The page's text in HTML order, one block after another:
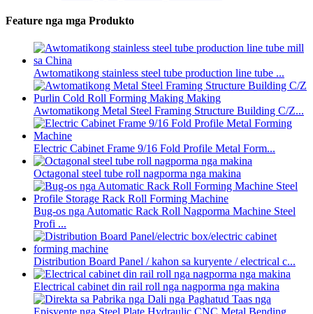
Feature nga mga Produkto
Awtomatikong stainless steel tube production line tube ...
Awtomatikong Metal Steel Framing Structure Building C/Z...
Electric Cabinet Frame 9/16 Fold Profile Metal Form...
Octagonal steel tube roll nagporma nga makina
Bug-os nga Automatic Rack Roll Nagporma Machine Steel
Profi ...
Distribution Board Panel / kahon sa kuryente / electrical c...
Electrical cabinet din rail roll nga nagporma nga makina